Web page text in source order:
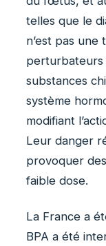
telles que le
n’est pas une
perturbateurs
substances
système
modifiant
Leur danger
provoquer
faible dose.
La France a
BPA a été